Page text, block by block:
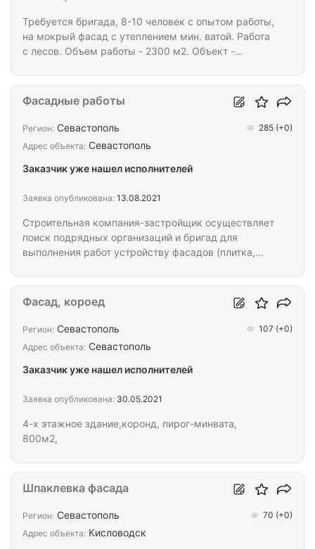
Требуется бригада, 8-10 человек с опытом работы,
на мокрый фасад с утеплением мин. ватой. Работа
с лесов. Объем работы - 2300 м2. Объект -
наличными раз в две недели по выполненному
объему. Посредников просим не беспокоить.
Строительная компания-застройщик осуществляет
поиск подрядных организаций и бригад для
выполнения работ устройству фасадов (плитка,
Севастополе. Условия: • Заключение официального
договора; • Оплата завершенных этапов работ
производится 2 раза в месяц; • Обеспечение
инструментом и материалом заказчика; •
Предоставляется благоустроенное общежитие в
непосредственной близости от строительного
Фасадные работы
Регион: Севастополь 285 (+0)
Адрес объекта: Севастополь
Заказчик уже нашел исполнителей
Заявка опубликована: 13.08.2021
4-х этажное здание,коронд, пирог-минвата,
800м2,
Фасад, короед
Регион: Севастополь 107 (+0)
Адрес объекта: Севастополь
Заказчик уже нашел исполнителей
Заявка опубликована: 30.05.2021
Шпаклевка фасада
Регион: Севастополь 70 (+0)
Адрес объекта: Кисловодск